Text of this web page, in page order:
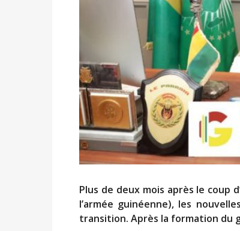
Plus de deux mois après le coup
l’armée guinéenne), les
transition. Après la formation du